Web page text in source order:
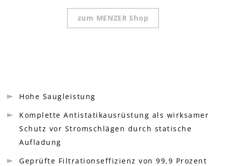
zum MENZER Shop
Hohe Saugleistung
Komplette Antistatikausrüstung als wirksamer
Schutz vor Stromschlägen durch statische
Aufladung
Geprüfte Filtrationseffizienz von 99,9 Prozent